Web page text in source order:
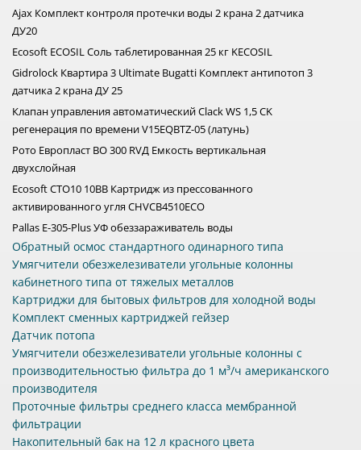
Ajax Комплект контроля протечки воды 2 крана 2 датчика
ДУ20
Ecosoft ECOSIL Соль таблетированная 25 кг KECOSIL
Gidrolock Квартира 3 Ultimate Bugatti Комплект антипотоп 3
датчика 2 крана ДУ 25
Клапан управления автоматический Clack WS 1,5 CK
регенерация по времени V15EQBTZ-05 (латунь)
Рото Европласт ВО 300 RVД Емкость вертикальная
двухслойная
Ecosoft CTO10 10BB Картридж из прессованного
активированного угля CHVCB4510ECO
Pallas E-305-Plus УФ обеззараживатель воды
Обратный осмос стандартного одинарного типа
Умягчители обезжелезиватели угольные колонны
кабинетного типа от тяжелых металлов
Картриджи для бытовых фильтров для холодной воды
Комплект сменных картриджей гейзер
Датчик потопа
Умягчители обезжелезиватели угольные колонны с
производительностью фильтра до 1 м³/ч американского
производителя
Проточные фильтры среднего класса мембранной
фильтрации
Накопительный бак на 12 л красного цвета